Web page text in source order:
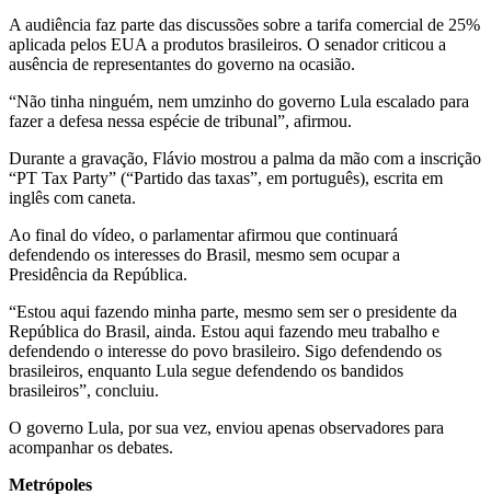
A audiência faz parte das discussões sobre a tarifa comercial de 25%
aplicada pelos EUA a produtos brasileiros. O senador criticou a
ausência de representantes do governo na ocasião.
“Não tinha ninguém, nem umzinho do governo Lula escalado para
fazer a defesa nessa espécie de tribunal”, afirmou.
Durante a gravação, Flávio mostrou a palma da mão com a inscrição
“PT Tax Party” (“Partido das taxas”, em português), escrita em
inglês com caneta.
Ao final do vídeo, o parlamentar afirmou que continuará
defendendo os interesses do Brasil, mesmo sem ocupar a
Presidência da República.
“Estou aqui fazendo minha parte, mesmo sem ser o presidente da
República do Brasil, ainda. Estou aqui fazendo meu trabalho e
defendendo o interesse do povo brasileiro. Sigo defendendo os
brasileiros, enquanto Lula segue defendendo os bandidos
brasileiros”, concluiu.
O governo Lula, por sua vez, enviou apenas observadores para
acompanhar os debates.
Metrópoles